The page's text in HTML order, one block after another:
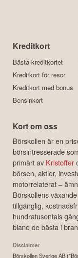
Kreditkort
Bästa kreditkortet
Kreditkort för resor
Kreditkort med bonus
Bensinkort
Kort om oss
Börskollen är en
börsintresserade
primärt av Kristoffer
börsen, aktier,
motorrelaterat –
Börskollens
tillgänglig,
hundratusentals
bland de bästa i
Disclaimer
Börskollen Sverige AB